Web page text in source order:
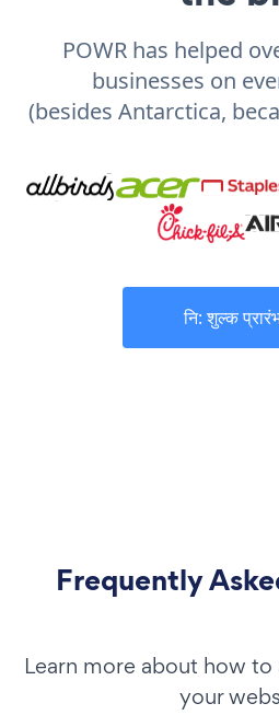
POWR has helped
businesses on
(besides Antarctica,
नि: शुल्क
Frequently
Learn more about how
your